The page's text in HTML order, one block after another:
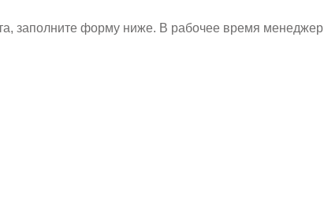
заполните форму ниже. В рабочее время менеджер